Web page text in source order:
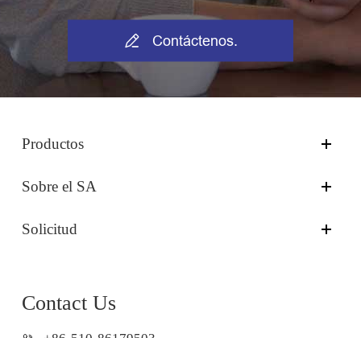
 Contáctenos.
Productos
Sobre el SA
Solicitud
Contact Us